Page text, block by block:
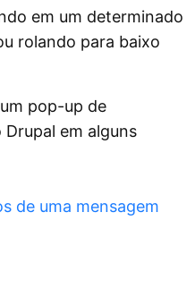
em um determinado
rolando para baixo
pop-up de
em alguns
de uma mensagem